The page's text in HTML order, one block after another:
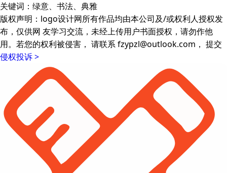
关键词：绿意、书法、典雅
版权声明：logo设计网所有作品均由本公司及/或权利人授权发
布，仅供网 友学习交流，未经上传用户书面授权，请勿作他
用。若您的权利被侵害， 请联系 fzypzl@outlook.com， 提交
侵权投诉 >